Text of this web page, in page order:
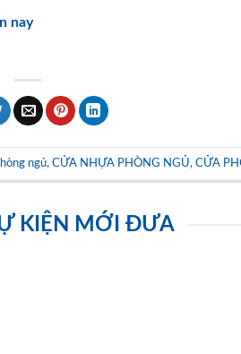
nay
ngủ, CỬA NHỰA PHÒNG NGỦ, CỬA
KIỆN MỚI ĐƯA